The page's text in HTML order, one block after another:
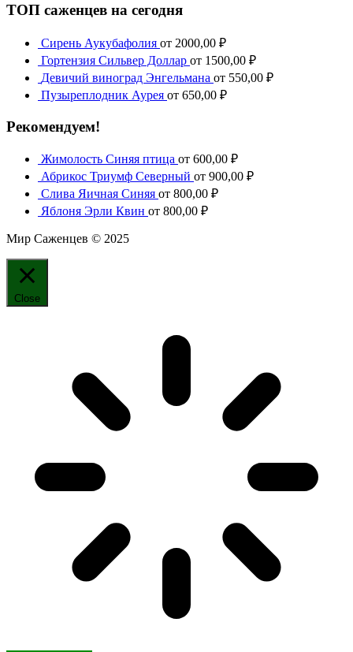
ТОП саженцев на сегодня
Сирень Аукубафолия от 2000,00 ₽
Гортензия Сильвер Доллар от 1500,00 ₽
Девичий виноград Энгельмана от 550,00 ₽
Пузыреплодник Аурея от 650,00 ₽
Рекомендуем!
Жимолость Синяя птица от 600,00 ₽
Абрикос Триумф Северный от 900,00 ₽
Слива Яичная Синяя от 800,00 ₽
Яблоня Эрли Квин от 800,00 ₽
Мир Саженцев © 2025
Close